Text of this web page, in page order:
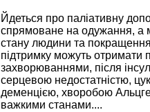
Йдеться про паліативну
спрямоване на одужання, а
стану людини та покращення
підтримку можуть отримати
захворюваннями, після
серцевою недостатністю,
деменцією, хворобою
важкими станами....